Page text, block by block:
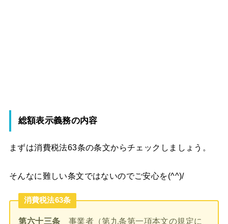
総額表示義務の内容
まずは消費税法63条の条文からチェックしましょう。
そんなに難しい条文ではないのでご安心を(^^)/
消費税法63条
第六十三条 事業者（第九条第一項本文の規定に